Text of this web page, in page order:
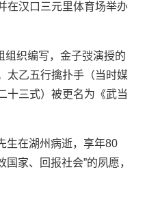
在汉口三元里体育场举办
织编写，金子弢演授的
太乙五行擒扑手（当时媒
十三式）被更名为《武当
在湖州病逝，享年80
国家、回报社会”的夙愿，